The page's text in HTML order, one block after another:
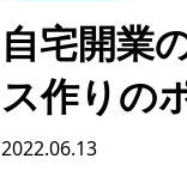
自宅開業
ス作りの
2022.06.13